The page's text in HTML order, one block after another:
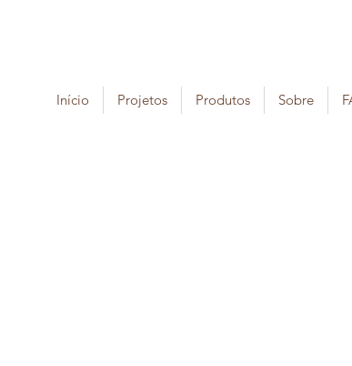
Início Projetos Produtos Sobre